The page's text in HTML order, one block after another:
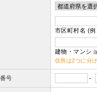
市区町村名 (
建物・マンシ
住所は2つに分
号 -